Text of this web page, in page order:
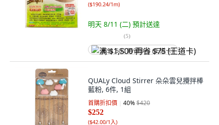
($190.24/1m)
明天 8/11 (二) 預計送達
(5)
满 $1,500 再省 $75 (王道卡)
QUALy Cloud Stirrer 朵朵雲兒攪拌棒
藍粉, 6件, 1組
首購折扣價 40%$420
$252
($42.00/1入)